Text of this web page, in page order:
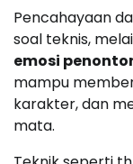
Pencahayaan
soal teknis,
emosi
mampu
karakter, dan
mata.